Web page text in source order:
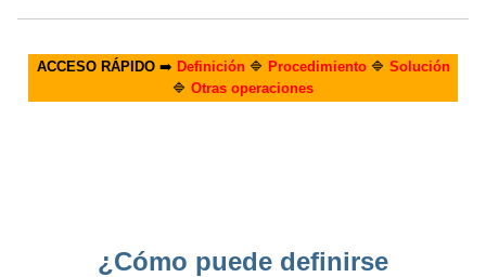
ACCESO RÁPIDO➡️ Definición🔷 Procedimiento🔷 Solución
🔷 Otras operaciones
¿Cómo puede definirse